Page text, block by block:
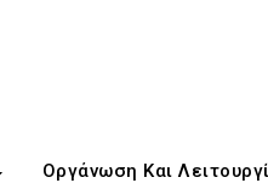
Οργάνωση Και